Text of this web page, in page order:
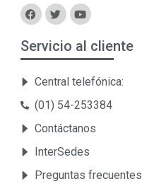
Servicio al cliente
Central telefónica:
(01) 54-253384
Contáctanos
InterSedes
Preguntas frecuentes